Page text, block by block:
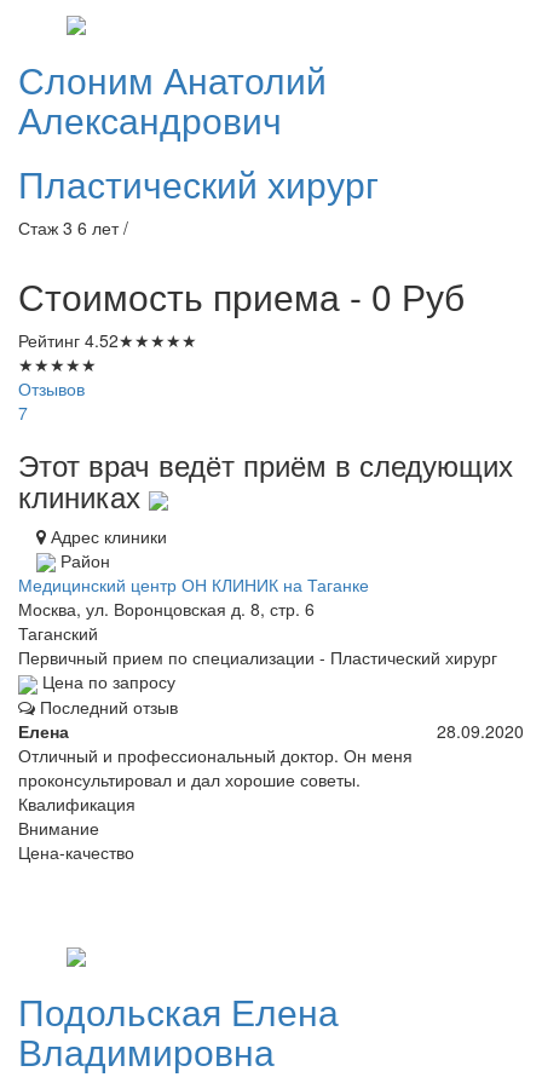
Слоним Анатолий
Александрович
Пластический хирург
Стаж 3 6 лет /
Стоимость приема - 0 Руб
Рейтинг 4.52★★★★★
★★★★★
Отзывов
7
Этот врач ведёт приём в следующих
клиниках
Адрес клиники
Район
Медицинский центр ОН КЛИНИК на Таганке
Москва, ул. Воронцовская д. 8, стр. 6
Таганский
Первичный прием по специализации - Пластический хирург
Цена по запросу
Последний отзыв
Елена
28.09.2020
Отличный и профессиональный доктор. Он меня
проконсультировал и дал хорошие советы.
Квалификация
Внимание
Цена-качество
Подольская Елена
Владимировна